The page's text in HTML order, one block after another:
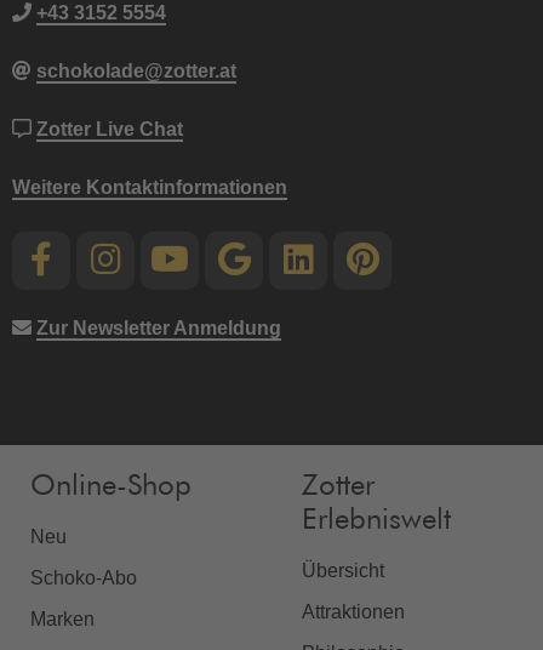
+43 3152 5554
schokolade@zotter.at
Zotter Live Chat
Weitere Kontaktinformationen
Zur Newsletter Anmeldung
Online-Shop
Neu
Schoko-Abo
Marken
Zotter
Erlebniswelt
Übersicht
Attraktionen